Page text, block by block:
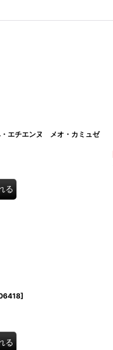
・エチエンヌ メオ・カミュゼ
る
]
る